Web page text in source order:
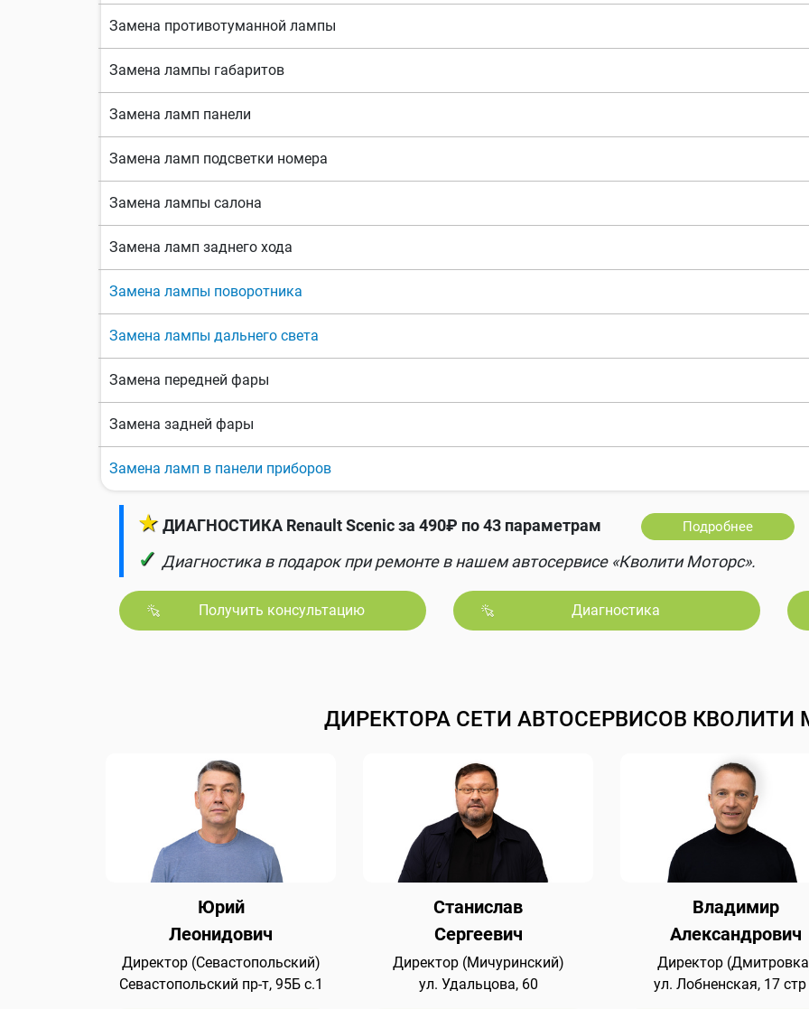
Замена противотуманной лампы
Замена лампы габаритов
Замена ламп панели
Замена ламп подсветки номера
Замена лампы салона
Замена ламп заднего хода
Замена лампы поворотника
Замена лампы дальнего света
Замена передней фары
Замена задней фары
Замена ламп в панели приборов
★ ДИАГНОСТИКА Renault Scenic за 490₽ по 43 параметрам Подробнее
✓ Диагностика в подарок при ремонте в нашем автосервисе «Кволити Моторс».
Получить консультацию Диагностика
ДИРЕКТОРА СЕТИ АВТОСЕРВИСОВ КВОЛИТИ
Юрий
Леонидович
Директор (Севастопольский)
Севастопольский пр-т, 95Б с.1
Станислав
Сергеевич
Директор (Мичуринский)
ул. Удальцова, 60
Владимир
Александрович
Директор
ул. Лобненская, 17 стр